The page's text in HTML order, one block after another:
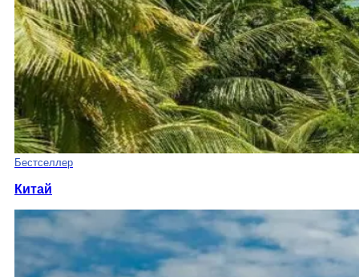
Бестселлер
Китай